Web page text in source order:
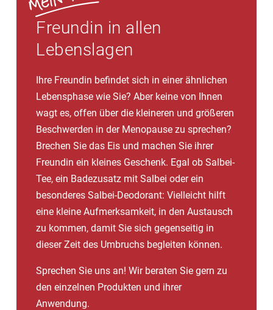
Freundin in allen
Lebenslagen
Ihre Freundin befindet sich in einer ähnlichen
Lebensphase wie Sie? Aber keine von Ihnen
wagt es, offen über die kleineren und größeren
Beschwerden in der Menopause zu sprechen?
Brechen Sie das Eis und machen Sie ihrer
Freundin ein kleines Geschenk. Egal ob Salbei-
Tee, ein Badezusatz mit Salbei oder ein
besonderes Salbei-Deodorant: Vielleicht hilft
eine kleine Aufmerksamkeit, in den Austausch
zu kommen, damit Sie sich gegenseitig in
dieser Zeit des Umbruchs begleiten können.
Sprechen Sie uns an! Wir beraten Sie gern zu
den einzelnen Produkten und ihrer
Anwendung.